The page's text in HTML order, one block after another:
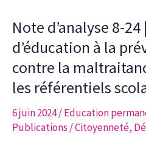
|
La
mentale,
un
enjeu
clé
Note d’analyse 8-
d’éducation à la
contre la
les référentiels
6 juin 2024/Education
Publications /Citoyenneté,